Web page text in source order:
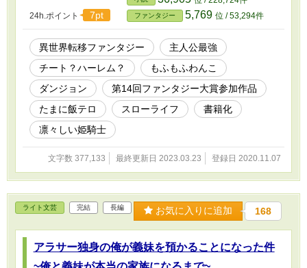
ろに迷い込む。 そこで見たことない金色の兎を
発見した俺は、持っていた猟銃で咄嗟に撃って
しまう。 見事に当たり、兎は動かなくなる。 俺
は、ホッと息を吐く。 そして安心したのもつか
の間、いきなり見たことのない熊が現れた。 そ
の熊は体長3メートル以上、紅い皮膚に覆われ、
爪の一本一本が50センチはある。 俺は、一体ど
こにきてしまったんだ？ これはある日、祖父の
教えを大事にしている30歳の童貞が異世界に迷
い込み、苦悩を抱えつつも、知らぬ間に最強に
なり、料理をしたり、時には冒険に出たり、人
んでいく物話である。 この度、書籍化されるこ
とになりました！ これも、応援してくださった
方々のおかげでございます。
24h.ポイント 7pt ファンタジー 5,769 位 / 53,294件
異世界転移ファンタジー
主人公最強
チート？ハーレム？
もふもふわんこ
ダンジョン
第14回ファンタジー大賞参加作品
たまに飯テロ
スローライフ
書籍化
凛々しい姫騎士
文字数 377,133 最終更新日 2023.03.23 登録日 2020.11.07
ライト文芸 完結 長編 お気に入りに追加 168
アラサー独身の俺が義妹を預かることになった件